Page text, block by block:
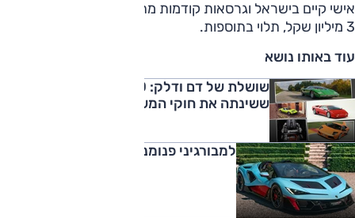
3 מיליון שקל, תלוי בתוספות.
עוד באותו נושא
ששינתה את חוקי המשחק
למבורגיני פנומנו: סערה בלי חלק עליון